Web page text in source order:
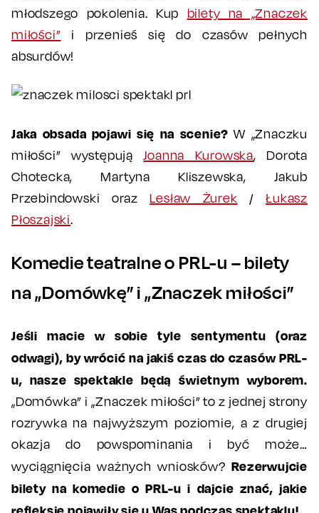
młodszego pokolenia. Kup bilety na „Znaczek
miłości” i przenieś się do czasów pełnych
absurdów!
Jaka obsada pojawi się na scenie? W „Znaczku
miłości” występująJoanna Kurowska, Dorota
Chotecka, Martyna Kliszewska, Jakub
Przebindowski oraz Lesław Żurek /Łukasz
Płoszajski.
Komedie teatralne o PRL-u – bilety
na „Domówkę” i „Znaczek miłości”
Jeśli macie w sobie tyle sentymentu (oraz
odwagi), by wrócić na jakiś czas do czasów PRL-
u, nasze spektakle będą świetnym wyborem.
„Domówka” i „Znaczek miłości” to z jednej strony
rozrywka na najwyższym poziomie, a z drugiej
okazja do powspominania i być może…
wyciągnięcia ważnych wniosków?Rezerwujcie
bilety na komedie o PRL-u i dajcie znać, jakie